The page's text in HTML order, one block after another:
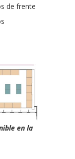
de frente
en la